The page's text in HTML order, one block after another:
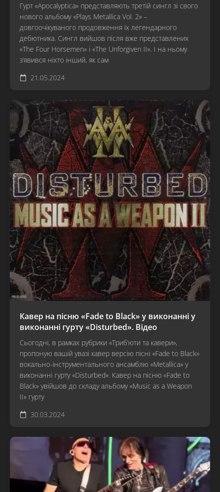
Гурт «Apocalyptica» представляють третій сингл зі свого
нового альбому «Plays Metallica Vol. 2» –
довгоочікуваного продовження їх легендарного
дебютника. Сингл вийшов після вже представлених
«The Four Horsemen» і «The Unforgiven II». І на ньому
з’явився ніхто інший, як сам
21.05.2024
Кавер на пісню «Fade to Black» у виконанні у
виконанні гурту «Disturbed». Відео
Сьогодні, в рамках рубрики «Триб’юти та кавери»,
пропоную вашій увазі кавер версію пісні «Fade to Black»
вокально-інструментального ансамблю «Metallica» у
виконанні гурту «Disturbed». Кавер на пісню «Fade to
Black» увійшов до складу альбому «Music as a Weapon
II» гурту
30.03.2024